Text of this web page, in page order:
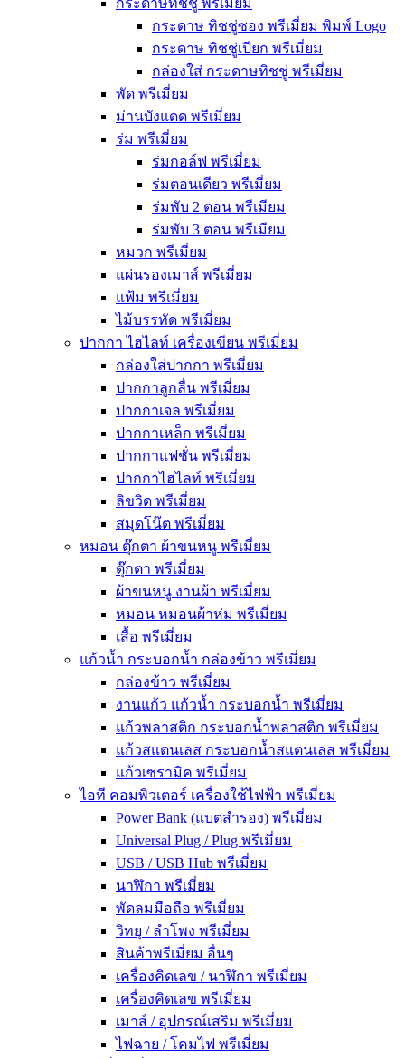
กระดาษทิชชู่ พรีเมี่ยม
กระดาษ ทิชชู่ซอง พรีเมี่ยม พิมพ์ Logo
กระดาษ ทิชชู่เปียก พรีเมี่ยม
กล่องใส่ กระดาษทิชชู่ พรีเมี่ยม
พัด พรีเมี่ยม
ม่านบังแดด พรีเมี่ยม
ร่ม พรีเมี่ยม
ร่มกอล์ฟ พรีเมี่ยม
ร่มตอนเดียว พรีเมี่ยม
ร่มพับ 2 ตอน พรีเมียม
ร่มพับ 3 ตอน พรีเมียม
หมวก พรีเมี่ยม
แผ่นรองเมาส์ พรีเมี่ยม
แฟ้ม พรีเมี่ยม
ไม้บรรทัด พรีเมี่ยม
ปากกา ไฮไลท์ เครื่องเขียน พรีเมี่ยม
กล่องใส่ปากกา พรีเมี่ยม
ปากกาลูกลื่น พรีเมี่ยม
ปากกาเจล พรีเมี่ยม
ปากกาเหล็ก พรีเมี่ยม
ปากกาแฟชั่น พรีเมี่ยม
ปากกาไฮไลท์ พรีเมี่ยม
ลิขวิด พรีเมี่ยม
สมุดโน๊ต พรีเมี่ยม
หมอน ตุ๊กตา ผ้าขนหนู พรีเมี่ยม
ตุ๊กตา พรีเมี่ยม
ผ้าขนหนู งานผ้า พรีเมี่ยม
หมอน หมอนผ้าห่ม พรีเมี่ยม
เสื้อ พรีเมี่ยม
แก้วน้ำ กระบอกน้ำ กล่องข้าว พรีเมี่ยม
กล่องข้าว พรีเมี่ยม
งานแก้ว แก้วน้ำ กระบอกน้ำ พรีเมี่ยม
แก้วพลาสติก กระบอกน้ำพลาสติก พรีเมี่ยม
แก้วสแตนเลส กระบอกน้ำสแตนเลส พรีเมี่ยม
แก้วเซรามิค พรีเมี่ยม
ไอที คอมพิวเตอร์ เครื่องใช้ไฟฟ้า พรีเมี่ยม
Power Bank (แบตสำรอง) พรีเมี่ยม
Universal Plug / Plug พรีเมี่ยม
USB / USB Hub พรีเมี่ยม
นาฬิกา พรีเมี่ยม
พัดลมมือถือ พรีเมี่ยม
วิทยุ / ลำโพง พรีเมี่ยม
สินค้าพรีเมี่ยม อื่นๆ
เครื่องคิดเลข / นาฬิกา พรีเมี่ยม
เครื่องคิดเลข พรีเมี่ยม
เมาส์ / อุปกรณ์เสริม พรีเมี่ยม
ไฟฉาย / โคมไฟ พรีเมี่ยม